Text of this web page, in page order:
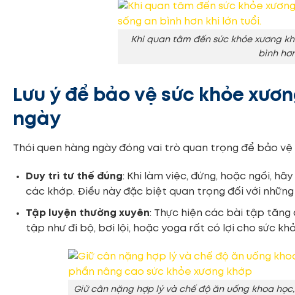
Khi quan tâm đến sức khỏe xương
bình
Lưu ý để bảo vệ sức khỏe
ngày
Thói quen hàng ngày đóng vai trò quan trọng để bảo vệ
Duy trì tư thế đúng: Khi làm việc, đứng, hoặc ngồi,
các khớp. Điều này đặc biệt quan trọng đối với
Tập luyện thường xuyên: Thực hiện các bài tập tăng
tập như đi bộ, bơi lội, hoặc yoga rất có lợi cho sức
Giữ cân nặng hợp lý và chế độ ăn uống khoa